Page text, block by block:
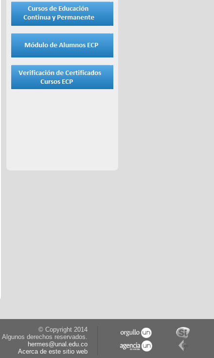
© Copyright 2014
Algunos derechos reservados.
hermes@unal.edu.co
Acerca de este sitio web